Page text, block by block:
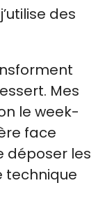
des
Mes
le week-
face
déposer les
technique